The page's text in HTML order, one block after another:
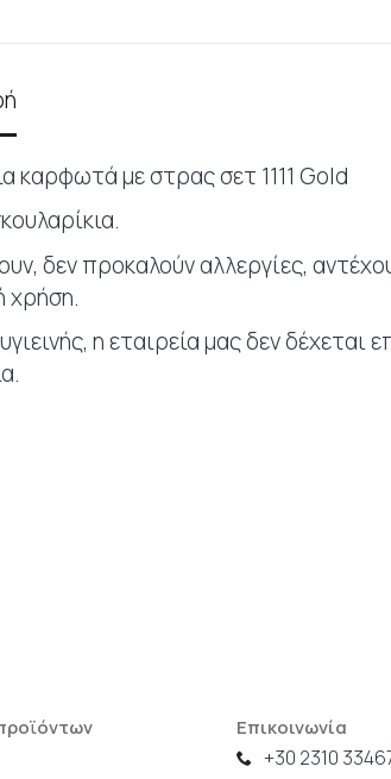
καρφωτά με στρας σετ 1111 Gold
δεν προκαλούν αλλεργίες,
χρήση.
η εταιρεία μας δεν δέχεται
Επικοινωνία
+30 2310